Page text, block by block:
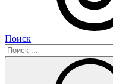
Поиск